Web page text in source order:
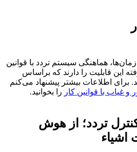
هماهنگی سیستم تردد با قوانین
این قابلیت را دارند که براساس
برای اطلاعات بیشتر پیشنهاد می‌کنم
غیاب با قوانین کار را بخوانید.
تردد؛ از هوش
اشیاء